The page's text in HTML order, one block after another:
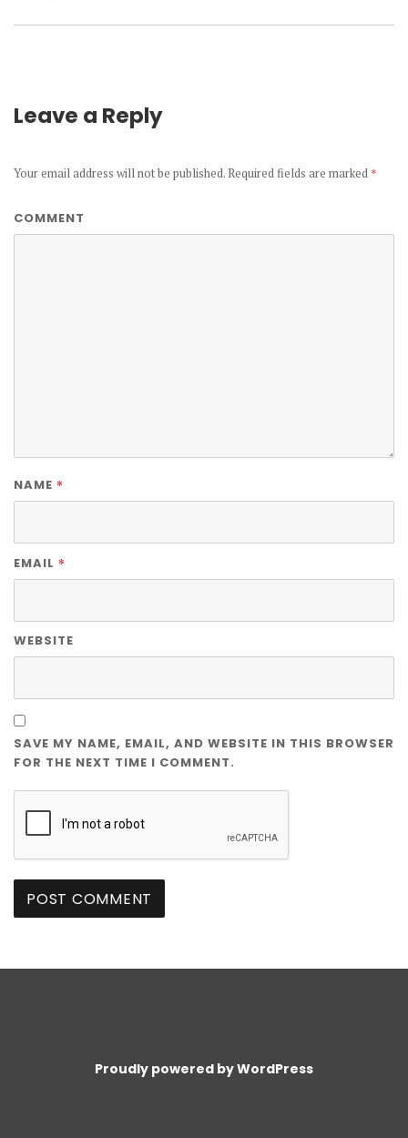
Leave a Reply
Your email address will not be published. Required fields are marked *
COMMENT
NAME *
EMAIL *
WEBSITE
SAVE MY NAME, EMAIL, AND WEBSITE IN THIS BROWSER
FOR THE NEXT TIME I COMMENT.
Proudly powered by WordPress